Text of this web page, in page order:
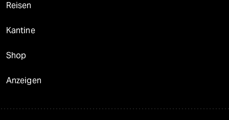
Reisen
Kantine
Shop
Anzeigen